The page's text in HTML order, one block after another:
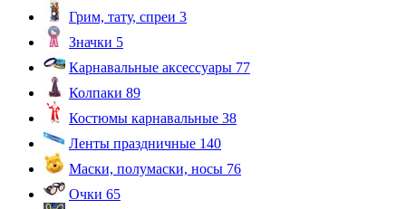
Грим, тату, спреи 3
Значки 5
Карнавальные аксессуары 77
Колпаки 89
Костюмы карнавальные 38
Ленты праздничные 140
Маски, полумаски, носы 76
Очки 65